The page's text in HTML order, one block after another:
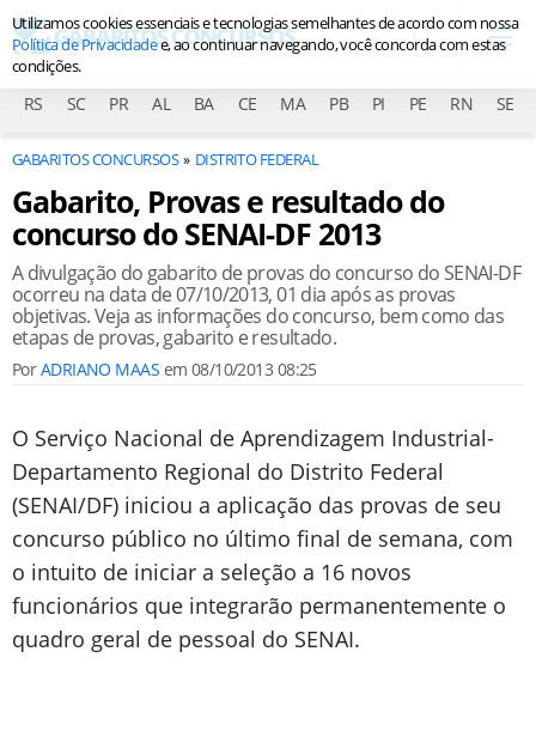
RS SC PR AL BA CE MA PB PI PE RN SE
GABARITOS CONCURSOS DISTRITO FEDERAL
Gabarito, Provas e resultado do
concurso do SENAI-DF 2013
A divulgação do gabarito de provas do concurso do SENAI-DF
ocorreu na data de 07/10/2013, 01 dia após as provas
objetivas. Veja as informações do concurso, bem como das
etapas de provas, gabarito e resultado.
PorADRIANO MAAS em 08/10/2013 08:25
O Serviço Nacional de Aprendizagem Industrial-
Departamento Regional do Distrito Federal
(SENAI/DF) iniciou a aplicação das provas de seu
concurso público no último final de semana, com
o intuito de iniciar a seleção a 16 novos
funcionários que integrarão permanentemente o
quadro geral de pessoal do SENAI.
Utilizamos cookies essenciais e tecnologias semelhantes de acordo com nossa
Política de Privacidadee, ao continuar navegando, você concorda com estas
condições.